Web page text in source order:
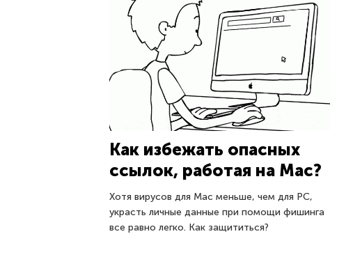
Как избежать опасных
ссылок, работая на Mac?
Хотя вирусов для Mac меньше, чем для PC,
украсть личные данные при помощи фишинга
все равно легко. Как защититься?